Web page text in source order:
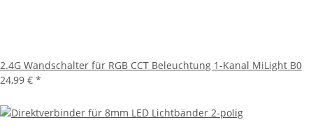
2.4G Wandschalter für RGB CCT Beleuchtung 1-Kanal MiLight B0
24,99 € *